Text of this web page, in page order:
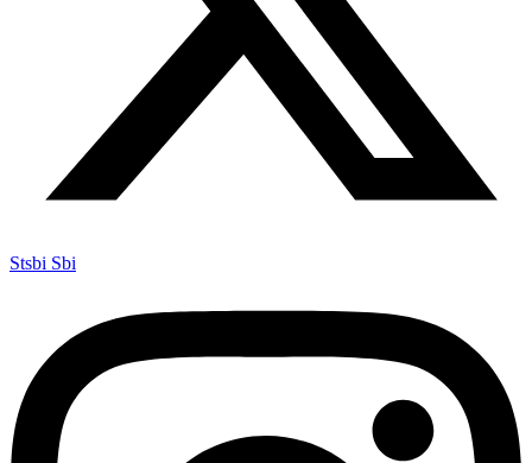
Stsbi Sbi